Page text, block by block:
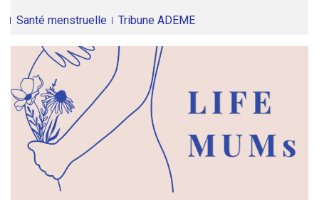
Santé menstruelle Tribune ADEME